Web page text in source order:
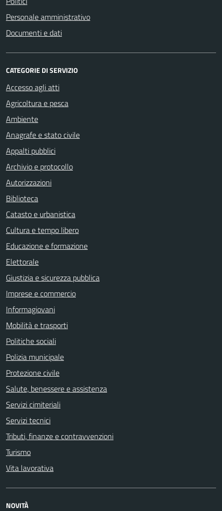
Personale amministrativo
Documenti e dati
CATEGORIE DI SERVIZIO
Accesso agli atti
Agricoltura e pesca
Ambiente
Anagrafe e stato civile
Appalti pubblici
Archivio e protocollo
Autorizzazioni
Biblioteca
Catasto e urbanistica
Cultura e tempo libero
Educazione e formazione
Elettorale
Giustizia e sicurezza pubblica
Imprese e commercio
Informagiovani
Mobilità e trasporti
Politiche sociali
Polizia municipale
Protezione civile
Salute, benessere e assistenza
Servizi cimiteriali
Servizi tecnici
Tributi, finanze e contravvenzioni
Turismo
Vita lavorativa
NOVITÀ